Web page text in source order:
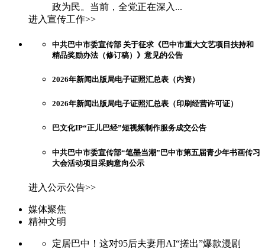
政为民。当前，全党正在深入...
进入宣传工作>>
中共巴中市委宣传部 关于征求《巴中市重大文艺项目扶持和
精品奖励办法（修订稿）》意见的公告
2026年新闻出版局电子证照汇总表（内资）
2026年新闻出版局电子证照汇总表（印刷经营许可证）
巴文化IP“正儿巴经”短视频制作服务成交公告
中共巴中市委宣传部“笔墨当潮”巴中市第五届青少年书画传习
大会活动项目采购意向公示
进入公示公告>>
媒体聚焦
精神文明
定居巴中！这对95后夫妻用AI“搓出”爆款漫剧